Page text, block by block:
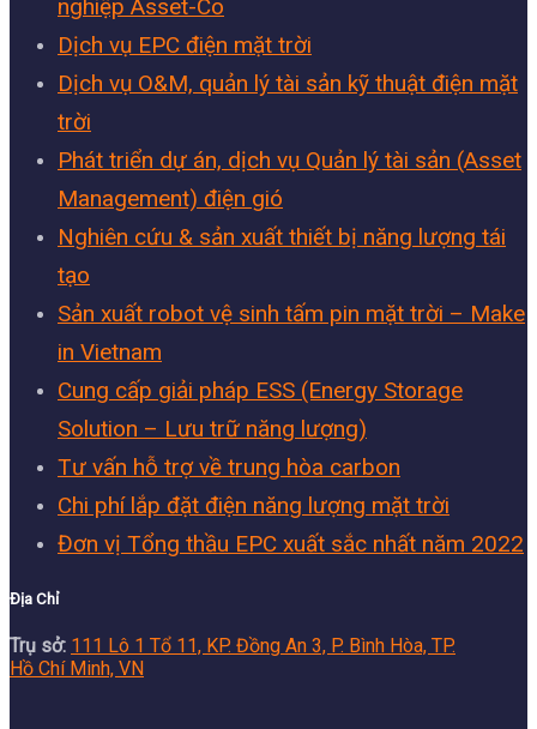
nghiệp Asset-Co
Dịch vụ EPC điện mặt trời
Dịch vụ O&M, quản lý tài sản kỹ thuật điện mặt
trời
Phát triển dự án, dịch vụ Quản lý tài sản (Asset
Management) điện gió
Nghiên cứu & sản xuất thiết bị năng lượng tái
tạo
Sản xuất robot vệ sinh tấm pin mặt trời – Make
in Vietnam
Cung cấp giải pháp ESS (Energy Storage
Solution – Lưu trữ năng lượng)
Tư vấn hỗ trợ về trung hòa carbon
Chi phí lắp đặt điện năng lượng mặt trời
Đơn vị Tổng thầu EPC xuất sắc nhất năm 2022
Địa Chỉ
Trụ sở: 111 Lô 1 Tổ 11, KP. Đồng An 3, P. Bình Hòa, TP.
Hồ Chí Minh, VN